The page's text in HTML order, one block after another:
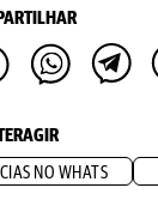
NO WHATS